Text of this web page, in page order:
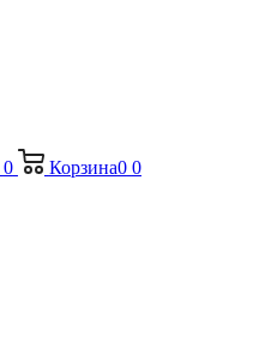
0 Корзина0 0